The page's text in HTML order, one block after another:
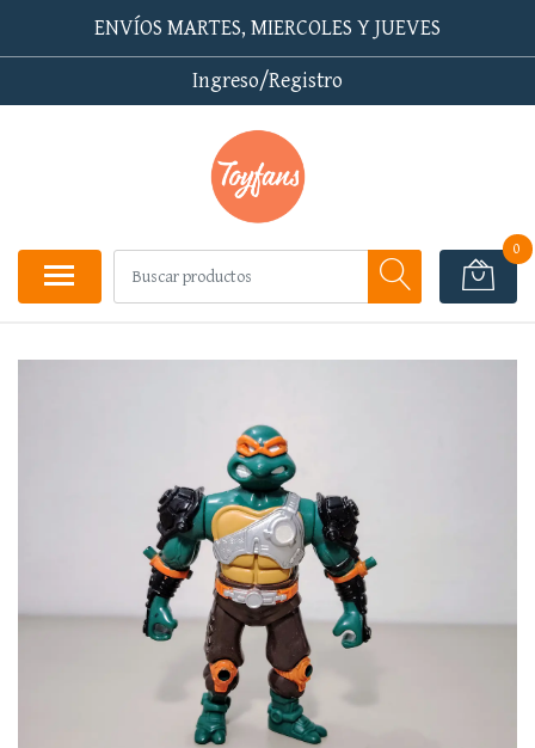
ENVÍOS MARTES, MIERCOLES Y JUEVES
Ingreso/Registro
0